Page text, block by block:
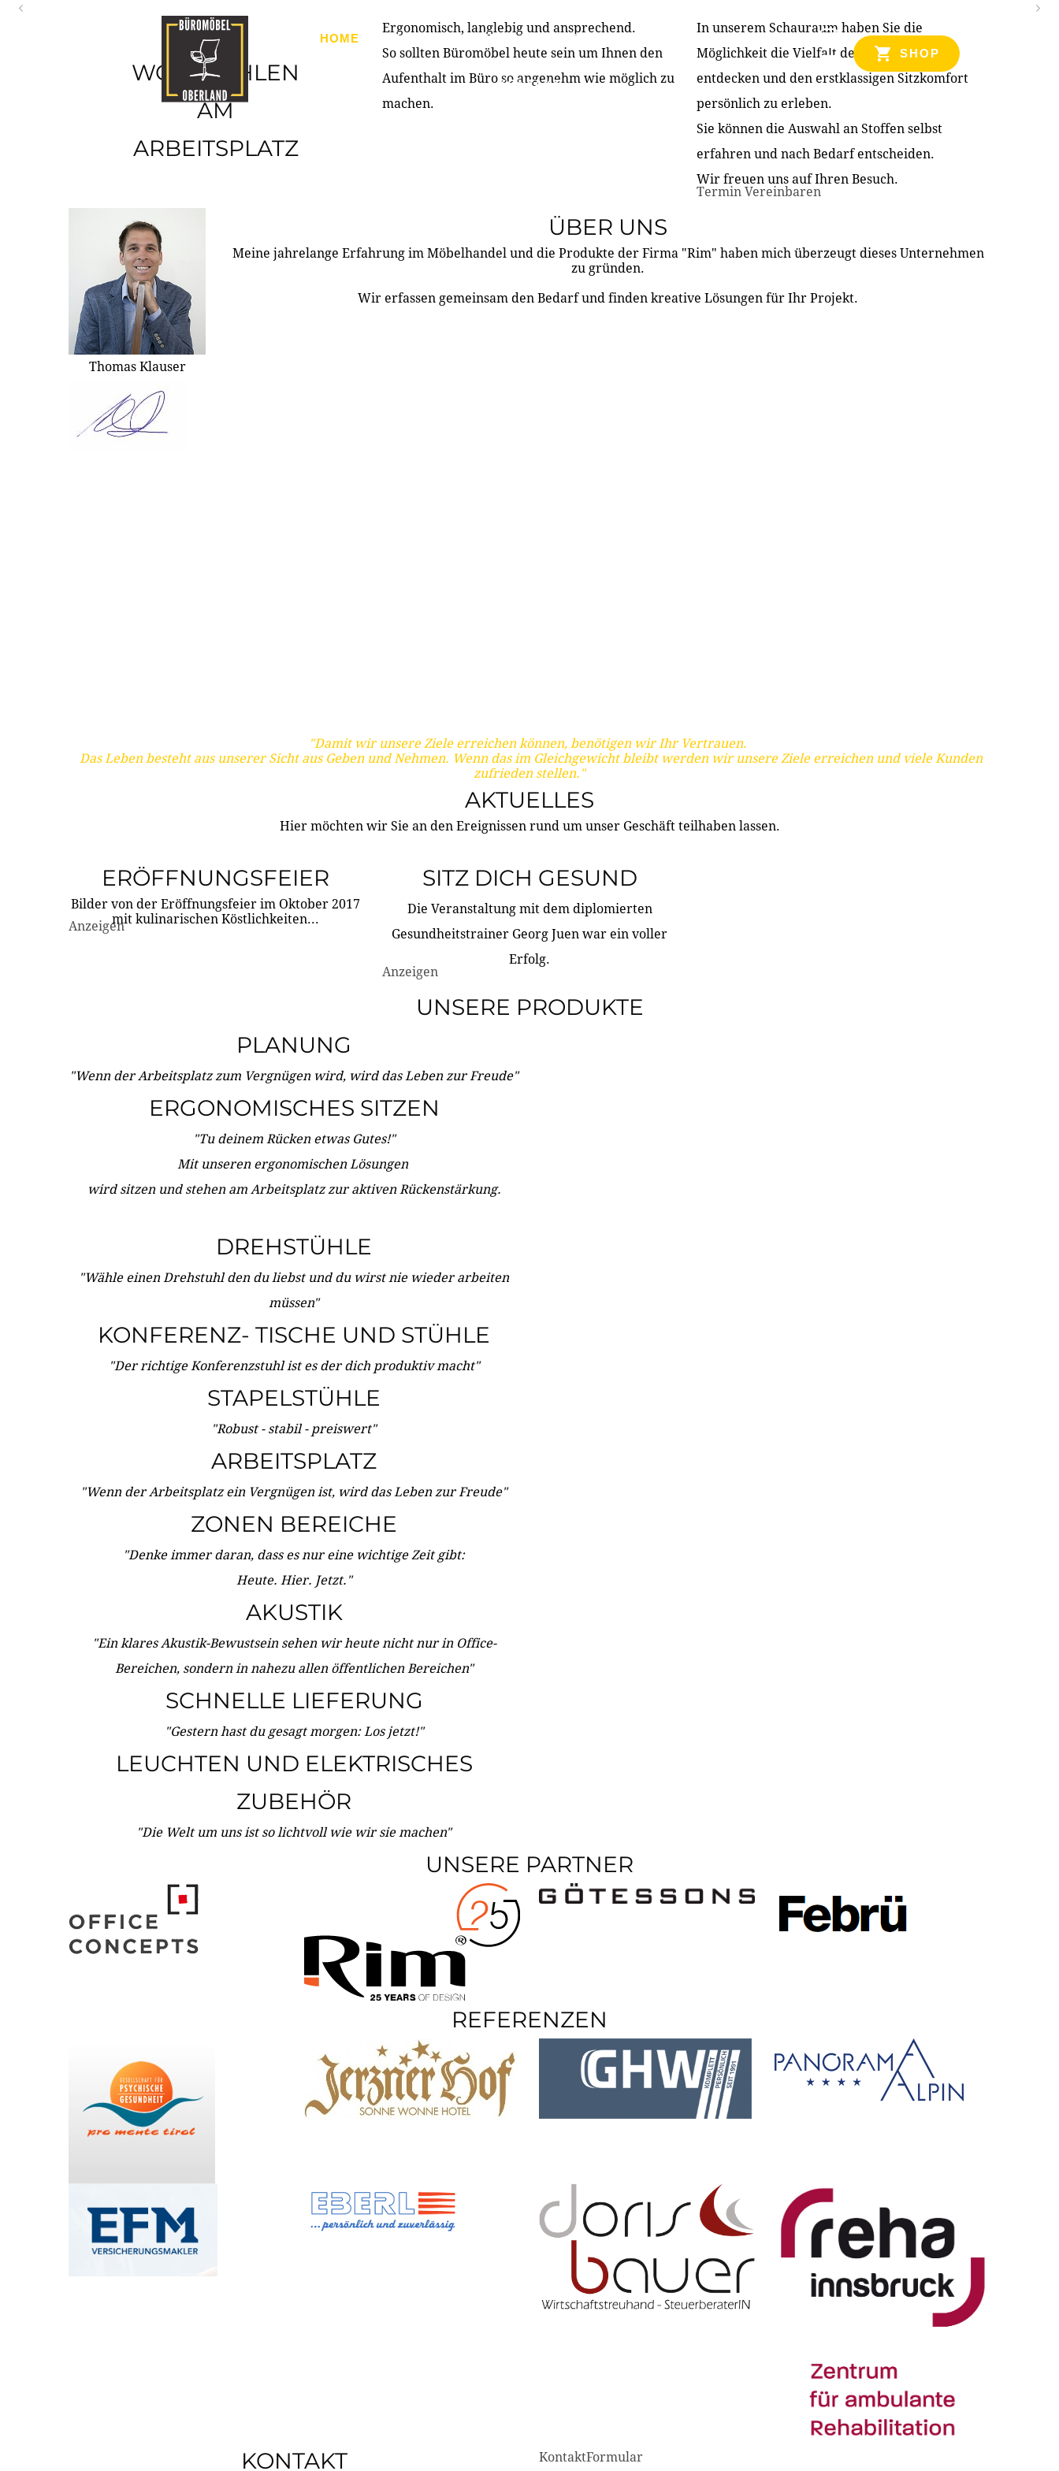
HOME PRODUKTE ÜBER UNS PARTNER & REFERENZEN
KONTAKT
SHOP
WOHLFÜHLEN
AM
ARBEITSPLATZ
Ergonomisch, langlebig und ansprechend.
So sollten Büromöbel heute sein um Ihnen den
Aufenthalt im Büro so angenehm wie möglich zu
machen.
In unserem Schauraum haben Sie die
Möglichkeit die Vielfalt der Produkte zu
entdecken und den erstklassigen Sitzkomfort
persönlich zu erleben.
Sie können die Auswahl an Stoffen selbst
erfahren und nach Bedarf entscheiden.
Wir freuen uns auf Ihren Besuch.
Termin Vereinbaren
Thomas Klauser
ÜBER UNS
Meine jahrelange Erfahrung im Möbelhandel und die Produkte der Firma "Rim" haben mich überzeugt dieses Unternehmen
zu gründen.
Wir erfassen gemeinsam den Bedarf und finden kreative Lösungen für Ihr Projekt.
"Damit wir unsere Ziele erreichen können, benötigen wir Ihr Vertrauen.
Das Leben besteht aus unserer Sicht aus Geben und Nehmen. Wenn das im Gleichgewicht bleibt werden wir unsere Ziele erreichen und viele Kunden
zufrieden stellen."
AKTUELLES
Hier möchten wir Sie an den Ereignissen rund um unser Geschäft teilhaben lassen.
ERÖFFNUNGSFEIER
Bilder von der Eröffnungsfeier im Oktober 2017
mit kulinarischen Köstlichkeiten...
Anzeigen
SITZ DICH GESUND
Die Veranstaltung mit dem diplomierten
Gesundheitstrainer Georg Juen war ein voller
Erfolg.
Anzeigen
UNSERE PRODUKTE
PLANUNG
"Wenn der Arbeitsplatz zum Vergnügen wird, wird das Leben zur Freude"
ERGONOMISCHES SITZEN
"Tu deinem Rücken etwas Gutes!"
Mit unseren ergonomischen Lösungen
wird sitzen und stehen am Arbeitsplatz zur aktiven Rückenstärkung.
DREHSTÜHLE
"Wähle einen Drehstuhl den du liebst und du wirst nie wieder arbeiten
müssen"
KONFERENZ- TISCHE UND STÜHLE
"Der richtige Konferenzstuhl ist es der dich produktiv macht"
STAPELSTÜHLE
"Robust - stabil - preiswert"
ARBEITSPLATZ
"Wenn der Arbeitsplatz ein Vergnügen ist, wird das Leben zur Freude"
ZONEN BEREICHE
"Denke immer daran, dass es nur eine wichtige Zeit gibt:
Heute. Hier. Jetzt."
AKUSTIK
"Ein klares Akustik-Bewustsein sehen wir heute nicht nur in Office-
Bereichen, sondern in nahezu allen öffentlichen Bereichen"
SCHNELLE LIEFERUNG
"Gestern hast du gesagt morgen: Los jetzt!"
LEUCHTEN UND ELEKTRISCHES
ZUBEHÖR
"Die Welt um uns ist so lichtvoll wie wir sie machen"
UNSERE PARTNER
REFERENZEN
KONTAKT KontaktFormular